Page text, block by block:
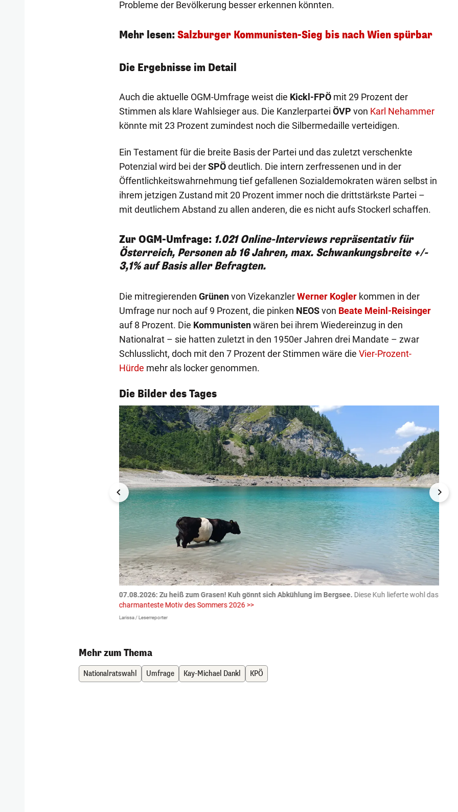
Probleme der Bevölkerung besser erkennen könnten.
Mehr lesen: Salzburger Kommunisten-Sieg bis nach Wien spürbar
Die Ergebnisse im Detail
Auch die aktuelle OGM-Umfrage weist die Kickl-FPÖmit 29 Prozent der
Stimmen als klare Wahlsieger aus. Die Kanzlerpartei ÖVP von Karl Nehammer
könnte mit 23 Prozent zumindest noch die Silbermedaille verteidigen.
Ein Testament für die breite Basis der Partei und das zuletzt verschenkte
Potenzial wird bei derSPÖdeutlich. Die intern zerfressenen und in der
Öffentlichkeitswahrnehmung tief gefallenen Sozialdemokraten wären selbst in
ihrem jetzigen Zustand mit 20 Prozent immer noch die drittstärkste Partei –
mit deutlichem Abstand zu allen anderen, die es nicht aufs Stockerl schaffen.
Zur OGM-Umfrage: 1.021 Online-Interviews repräsentativ für
Österreich, Personen ab 16 Jahren, max. Schwankungsbreite +/-
3,1% auf Basis aller Befragten.
Die mitregierenden Grünenvon VizekanzlerWerner Koglerkommen in der
Umfrage nur noch auf 9 Prozent, die pinken NEOSvon Beate Meinl-Reisinger
auf 8 Prozent. Die Kommunistenwären bei ihrem Wiedereinzug in den
Nationalrat – sie hatten zuletzt in den 1950er Jahren drei Mandate – zwar
Schlusslicht, doch mit den 7 Prozent der Stimmen wäre die Vier-Prozent-
Hürde mehr als locker genommen.
Die Bilder des Tages
1/55
07.08.2026: Zu heiß zum Grasen! Kuh gönnt sich Abkühlung im Bergsee. Diese Kuh lieferte wohl das
charmanteste Motiv des Sommers 2026 >>
Larissa / Leserreporter
Mehr zum Thema
Nationalratswahl Umfrage Kay-Michael Dankl KPÖ